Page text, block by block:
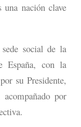
una nación clave
social de la
España, con la
su Presidente,
acompañado por